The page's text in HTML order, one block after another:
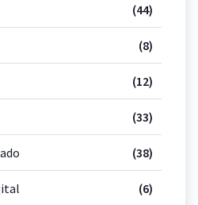
(44)
(8)
(12)
(33)
(38)
(6)